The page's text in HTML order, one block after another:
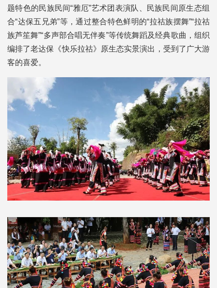
题特色的民族民间“雅厄”艺术团表演队、民族民间原生态组
合“达保五兄弟”等，通过整合特色鲜明的“拉祜族摆舞”“拉祜
族芦笙舞”“多声部合唱无伴奏”等传统舞蹈及经典歌曲，组织
编排了老达保《快乐拉祜》原生态实景演出，受到了广大游
客的喜爱。